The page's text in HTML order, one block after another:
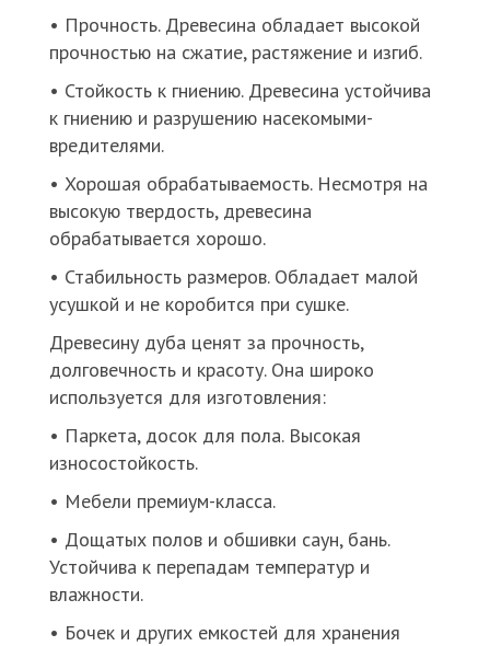
• Прочность. Древесина обладает высокой
прочностью на сжатие, растяжение и изгиб.
• Стойкость к гниению. Древесина устойчива
к гниению и разрушению насекомыми-
вредителями.
• Хорошая обрабатываемость. Несмотря на
высокую твердость, древесина
обрабатывается хорошо.
• Стабильность размеров. Обладает малой
усушкой и не коробится при сушке.
Древесину дуба ценят за прочность,
долговечность и красоту. Она широко
используется для изготовления:
• Паркета, досок для пола. Высокая
износостойкость.
• Мебели премиум-класса.
• Дощатых полов и обшивки саун, бань.
Устойчива к перепадам температур и
влажности.
• Бочек и других емкостей для хранения